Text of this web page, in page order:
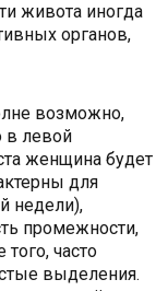
живота иногда
органов,
возможно,
в левой
женщина будет
для
недели),
промежности,
часто
выделения.